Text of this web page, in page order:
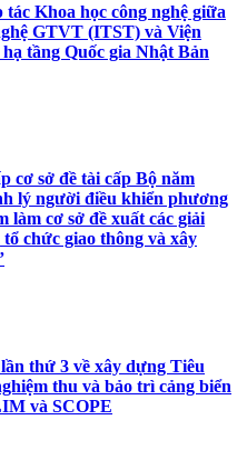
Khoa học công nghệ giữa
GTVT (ITST) và Viện
tầng Quốc gia Nhật Bản
cơ sở đề tài cấp Bộ năm
lý người điều khiển phương
làm cơ sở đề xuất các giải
chức giao thông và xây
thứ 3 về xây dựng Tiêu
thu và bảo trì cảng biển
và SCOPE